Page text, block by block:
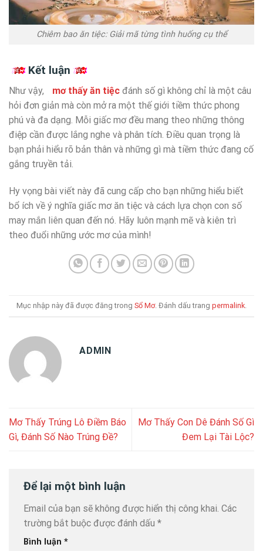
Chiêm bao ăn tiệc: Giải mã từng tình huống cụ thể
Kết luận
Như vậy, mơ thấy ăn tiệc đánh số gì không chỉ là một câu
hỏi đơn giản mà còn mở ra một thế giới tiềm thức phong
phú và đa dạng. Mỗi giấc mơ đều mang theo những thông
điệp cần được lắng nghe và phân tích. Điều quan trọng là
bạn phải hiểu rõ bản thân và những gì mà tiềm thức đang cố
gắng truyền tải.
Hy vọng bài viết này đã cung cấp cho bạn những hiểu biết
bổ ích về ý nghĩa giấc mơ ăn tiệc và cách lựa chọn con số
may mắn liên quan đến nó. Hãy luôn mạnh mẽ và kiên trì
theo đuổi những ước mơ của mình!
Mục nhập này đã được đăng trong Sổ Mơ. Đánh dấu trang permalink
ADMIN
Mơ Thấy Trúng Lô Điềm Báo
Gì, Đánh Số Nào Trúng Đề?
Mơ Thấy Con Dê Đánh Số Gì
Đem Lại Tài Lộc?
Để lại một bình luận
Email của bạn sẽ không được hiển thị công khai. Các
trường bắt buộc được đánh dấu *
Bình luận *